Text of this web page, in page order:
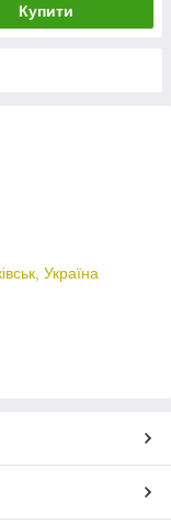
Купити
Україна